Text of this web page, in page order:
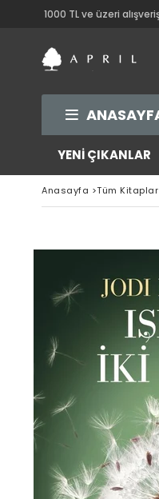
1000 TL ve üzeri
YENİ ÇIKANLAR
Anasayfa >Tüm Kitaplar